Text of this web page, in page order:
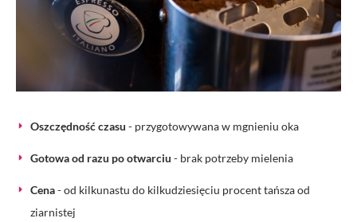
Oszczędność czasu - przygotowywana w mgnieniu oka
Gotowa od razu po otwarciu - brak potrzeby mielenia
Cena- od kilkunastu do kilkudziesięciu procent tańsza od
ziarnistej